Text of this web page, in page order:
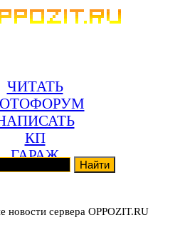
ЧИТАТЬ
КП
ГАРАЖ
новости сервера OPPOZIT.RU